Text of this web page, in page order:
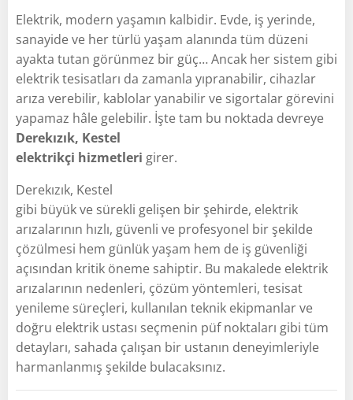
Elektrik, modern yaşamın kalbidir. Evde, iş yerinde,
sanayide ve her türlü yaşam alanında tüm düzeni
ayakta tutan görünmez bir güç… Ancak her sistem gibi
elektrik tesisatları da zamanla yıpranabilir, cihazlar
arıza verebilir, kablolar yanabilir ve sigortalar görevini
yapamaz hâle gelebilir. İşte tam bu noktada devreye
Derekızık, Kestel
elektrikçi hizmetleri girer.
Derekızık, Kestel
gibi büyük ve sürekli gelişen bir şehirde, elektrik
arızalarının hızlı, güvenli ve profesyonel bir şekilde
çözülmesi hem günlük yaşam hem de iş güvenliği
açısından kritik öneme sahiptir. Bu makalede elektrik
arızalarının nedenleri, çözüm yöntemleri, tesisat
yenileme süreçleri, kullanılan teknik ekipmanlar ve
doğru elektrik ustası seçmenin püf noktaları gibi tüm
detayları, sahada çalışan bir ustanın deneyimleriyle
harmanlanmış şekilde bulacaksınız.